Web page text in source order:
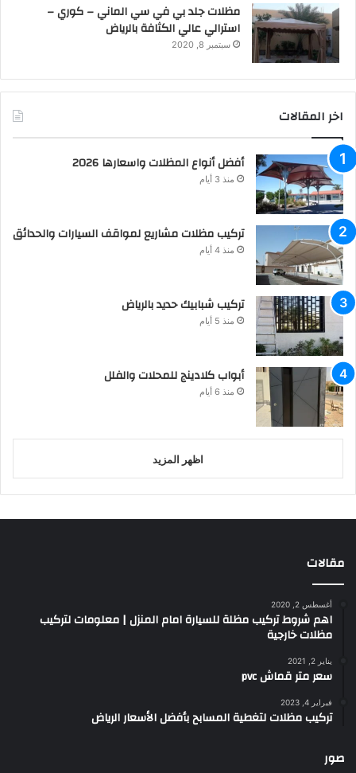
مظلات جلد بي في سي الماني – كوري –
استرالي عالي الكثافة بالرياض
سبتمبر 8, 2020
اخر المقالات
أفضل أنواع المظلات واسعارها 2026
منذ 3 أيام
تركيب مظلات مشاريع لمواقف السيارات والحدائق
منذ 4 أيام
تركيب شبابيك حديد بالرياض
منذ 5 أيام
أبواب كلادينج للمحلات والفلل
منذ 6 أيام
اظهر المزيد
مقالات
أغسطس 2, 2020
اهم شروط تركيب مظلة للسيارة امام المنزل | معلومات لتركيب
مظلات خارجية
يناير 2, 2021
سعر متر قماش pvc
فبراير 4, 2023
تركيب مظلات لتغطية المسابح بأفضل الأسعار الرياض
صور